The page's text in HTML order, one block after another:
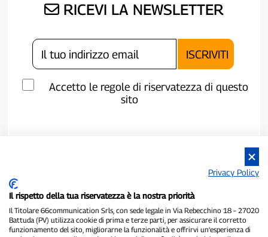
RICEVI LA NEWSLETTER
Accetto le regole di riservatezza di questo
sito
Privacy Policy
Il rispetto della tua riservatezza è la nostra priorità
Il Titolare 66communication Srls, con sede legale in Via Rebecchino 18 – 27020
Battuda (PV) utilizza cookie di prima e terze parti, per assicurare il corretto
funzionamento del sito, migliorarne la funzionalità e offrirvi un’esperienza di